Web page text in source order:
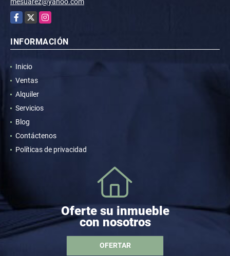
Facebook
X Instagram
INFORMACIÓN
Inicio
Ventas
Alquiler
Servicios
Blog
Contáctenos
Políticas de privacidad
Oferte su inmueble
con nosotros
OFERTAR